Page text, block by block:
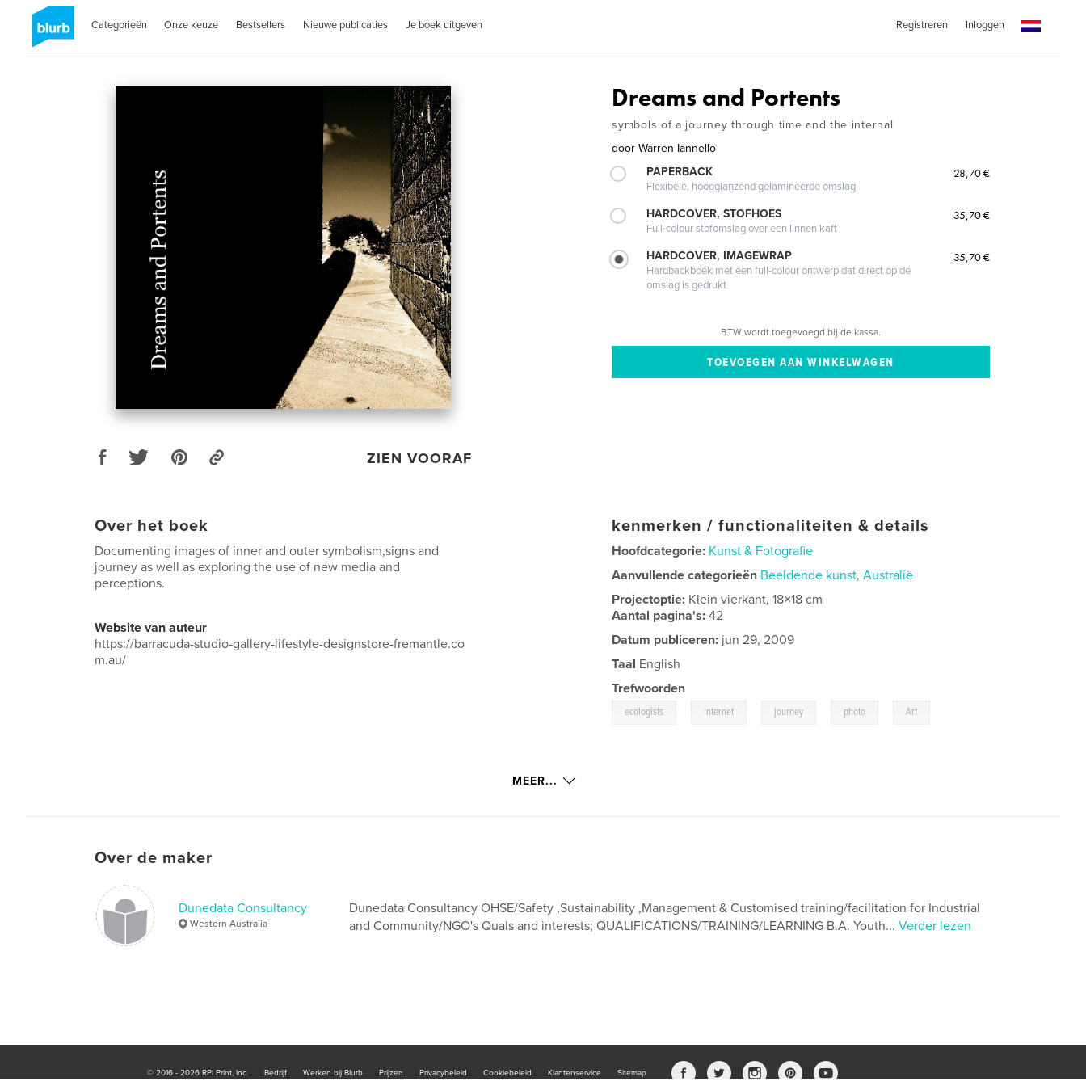
Categorieën Onze keuze Bestsellers Nieuwe publicaties Je boek uitgeven Registreren Inloggen
ZIEN VOORAF
Dreams and Portents
symbols of a journey through time and the internal
door Warren Iannello
PAPERBACK
Flexibele, hoogglanzend gelamineerde omslag
28,70 €
HARDCOVER, STOFHOES
Full-colour stofomslag over een linnen kaft
35,70 €
HARDCOVER, IMAGEWRAP
Hardbackboek met een full-colour ontwerp dat direct op de
omslag is gedrukt
35,70 €
BTW wordt toegevoegd bij de kassa.
Over het boek
Documenting images of inner and outer symbolism,signs and
journey as well as exploring the use of new media and
perceptions.
Website van auteur
https://barracuda-studio-gallery-lifestyle-designstore-fremantle.co
m.au/
kenmerken / functionaliteiten & details
Hoofdcategorie: Kunst & Fotografie
Aanvullende categorieën Beeldende kunst,Australië
Projectoptie: Klein vierkant, 18×18 cm
Aantal pagina's:42
Datum publiceren: jun 29, 2009
Taal English
Trefwoorden
ecologists Internet journey photo Art
MEER...
Over de maker
Dunedata Consultancy
Western Australia
Dunedata Consultancy OHSE/Safety ,Sustainability ,Management & Customised training/facilitation for Industrial
and Community/NGO's Quals and interests; QUALIFICATIONS/TRAINING/LEARNING B.A. Youth... Verder lezen
© 2016 - 2026 RPI Print, Inc. Bedrijf Werken bij Blurb Prijzen Privacybeleid Cookiebeleid Klantenservice Sitemap